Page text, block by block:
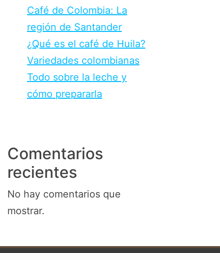
Café de Colombia: La
región de Santander
¿Qué es el café de Huila?
Variedades colombianas
Todo sobre la leche y
cómo prepararla
Comentarios
recientes
No hay comentarios que
mostrar.